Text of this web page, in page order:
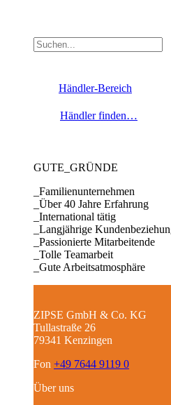
Händler-Bereich
Händler finden…
GUTE_GRÜNDE
_Familienunternehmen
_Über 40 Jahre Erfahrung
_International tätig
_Langjährige
_Passionierte Mitarbeitende
_Tolle Teamarbeit
_Gute Arbeitsatmosphäre
ZIPSE GmbH & Co. KG
Tullastraße 26
79341 Kenzingen
Fon +49 7644 9119 0
Über uns